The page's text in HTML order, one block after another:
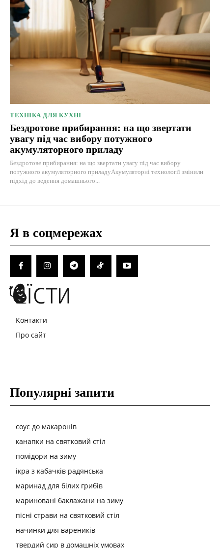
ТЕХНІКА ДЛЯ КУХНІ
Бездротове прибирання: на що звертати
увагу під час вибору потужного
акумуляторного приладу
Бездротове прибирання: на що звертати увагу під час вибору
потужного акумуляторного приладуАкумуляторні технології змінили
підхід до ведення домашнього...
Я в соцмережах
Контакти
Про сайт
Популярні запити
соус до макаронів
канапки на святковий стіл
помідори на зиму
ікра з кабачків радянська
маринад для білих грибів
мариновані баклажани на зиму
пісні страви на святковий стіл
начинки для вареників
твердий сир в домашніх умовах